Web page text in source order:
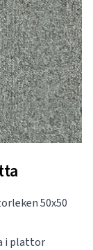
50x50
i plattor